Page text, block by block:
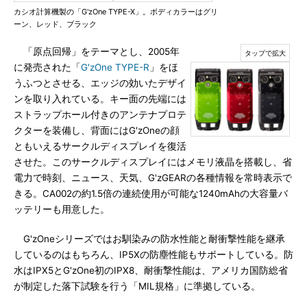
カシオ計算機製の「G'zOne TYPE-X」。ボディカラーはグリ
ーン、レッド、ブラック
「原点回帰」をテーマとし、2005年
に発売された「G'zOne TYPE-R 」をほ
うふつとさせる、エッジの効いたデザイ
ンを取り入れている。キー面の先端には
ストラップホール付きのアンテナプロテ
クターを装備し、背面にはG'zOneの顔
ともいえるサークルディスプレイを復活
させた。このサークルディスプレイにはメモリ液晶を搭載し、省
電力で時刻、ニュース、天気、G'zGEARの各種情報を常時表示で
きる。CA002の約1.5倍の連続使用が可能な1240mAhの大容量バ
ッテリーも用意した。
G'zOneシリーズではお馴染みの防水性能と耐衝撃性能を継承
しているのはもちろん、IP5Xの防塵性能もサポートしている。防
水はIPX5とG'zOne初のIPX8、耐衝撃性能は、アメリカ国防総省
が制定した落下試験を行う「MIL規格」に準拠している。